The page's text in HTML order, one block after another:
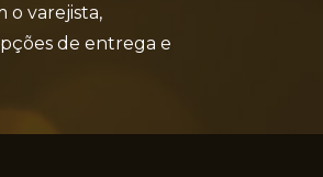
o varejista,
de entrega e